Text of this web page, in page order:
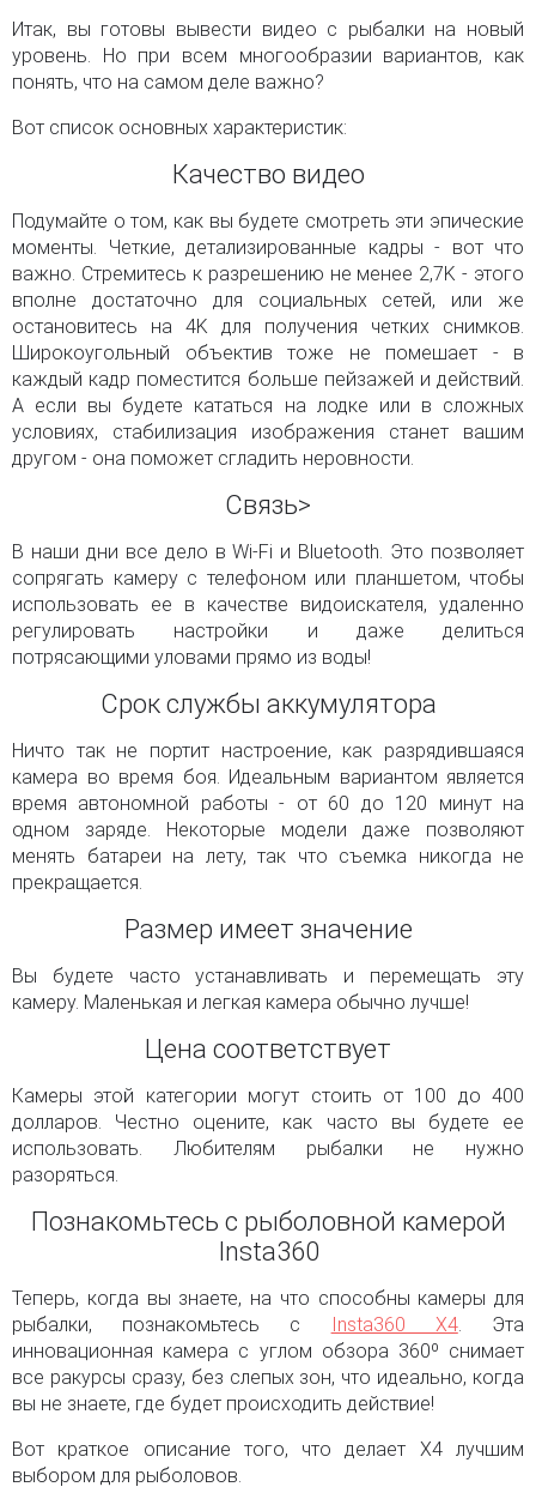
Итак, вы готовы вывести видео с рыбалки на новый
уровень. Но при всем многообразии вариантов, как
понять, что на самом деле важно?
Вот список основных характеристик:
Качество видео
Подумайте о том, как вы будете смотреть эти эпические
моменты. Четкие, детализированные кадры - вот что
важно. Стремитесь к разрешению не менее 2,7K - этого
вполне достаточно для социальных сетей, или же
остановитесь на 4K для получения четких снимков.
Широкоугольный объектив тоже не помешает - в
каждый кадр поместится больше пейзажей и действий.
А если вы будете кататься на лодке или в сложных
условиях, стабилизация изображения станет вашим
другом - она поможет сгладить неровности.
Связь>
В наши дни все дело в Wi-Fi и Bluetooth. Это позволяет
сопрягать камеру с телефоном или планшетом, чтобы
использовать ее в качестве видоискателя, удаленно
регулировать настройки и даже делиться
потрясающими уловами прямо из воды!
Срок службы аккумулятора
Ничто так не портит настроение, как разрядившаяся
камера во время боя. Идеальным вариантом является
время автономной работы - от 60 до 120 минут на
одном заряде. Некоторые модели даже позволяют
менять батареи на лету, так что съемка никогда не
прекращается.
Размер имеет значение
Вы будете часто устанавливать и перемещать эту
камеру. Маленькая и легкая камера обычно лучше!
Цена соответствует
Камеры этой категории могут стоить от 100 до 400
долларов. Честно оцените, как часто вы будете ее
использовать. Любителям рыбалки не нужно
разоряться.
Познакомьтесь с рыболовной камерой
Insta360
Теперь, когда вы знаете, на что способны камеры для
рыбалки, познакомьтесь с
Insta360 X4. Эта
инновационная камера с углом обзора 360º снимает
все ракурсы сразу, без слепых зон, что идеально, когда
вы не знаете, где будет происходить действие!
Вот краткое описание того, что делает X4 лучшим
выбором для рыболовов.